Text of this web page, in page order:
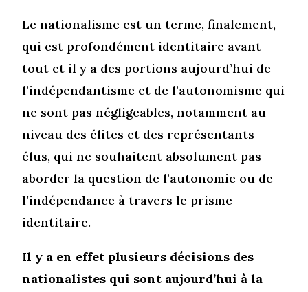
Le nationalisme est un terme, finalement,
qui est profondément identitaire avant
tout et il y a des portions aujourd’hui de
l’indépendantisme et de l’autonomisme qui
ne sont pas négligeables, notamment au
niveau des élites et des représentants
élus, qui ne souhaitent absolument pas
aborder la question de l’autonomie ou de
l’indépendance à travers le prisme
identitaire.
Il y a en effet plusieurs décisions des
nationalistes qui sont aujourd’hui à la